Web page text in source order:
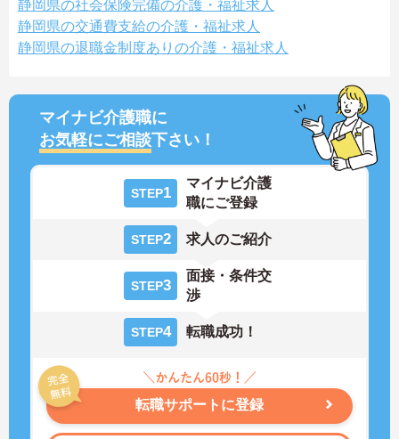
静岡県の社会保険完備の介護・福祉求人
静岡県の交通費支給の介護・福祉求人
静岡県の退職金制度ありの介護・福祉求人
マイナビ介護職に
お気軽にご相談下さい！
STEP1
マイナビ介護
職にご登録
STEP2 求人のご紹介
STEP3
面接・条件交
渉
STEP4 転職成功！
転職サポートに登録